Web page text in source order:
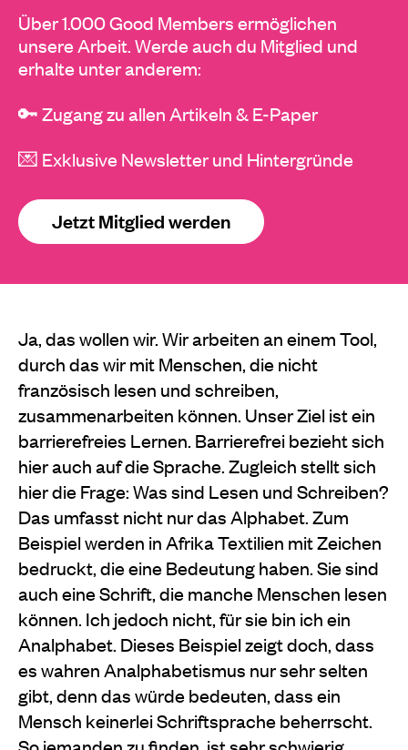
Über 1.000 Good Members ermöglichen
unsere Arbeit. Werde auch du Mitglied und
erhalte unter anderem:
🔑 Zugang zu allen Artikeln & E-Paper
💌 Exklusive Newsletter und Hintergründe
Jetzt Mitglied werden
Ja, das wollen wir. Wir arbeiten an einem Tool,
durch das wir mit Menschen, die nicht
französisch lesen und schreiben,
zusammenarbeiten können. Unser Ziel ist ein
barrierefreies Lernen. Barrierefrei bezieht sich
hier auch auf die Sprache. Zugleich stellt sich
hier die Frage: Was sind Lesen und Schreiben?
Das umfasst nicht nur das Alphabet. Zum
Beispiel werden in Afrika Textilien mit Zeichen
bedruckt, die eine Bedeutung haben. Sie sind
auch eine Schrift, die manche Menschen lesen
können. Ich jedoch nicht, für sie bin ich ein
Analphabet. Dieses Beispiel zeigt doch, dass
es wahren Analphabetismus nur sehr selten
gibt, denn das würde bedeuten, dass ein
Mensch keinerlei Schriftsprache beherrscht.